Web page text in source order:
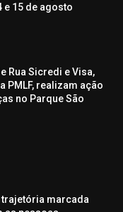
e 15 de agosto
Rua Sicredi e Visa,
PMLF, realizam ação
no Parque São
trajetória marcada